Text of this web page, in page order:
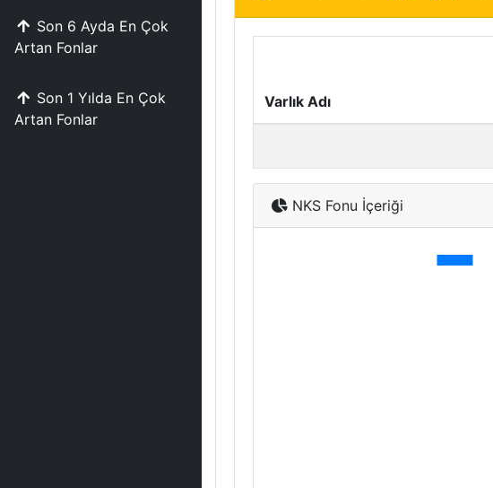
Son 6 Ayda En Çok
Artan Fonlar
Son 1 Yılda En Çok
Artan Fonlar
Varlık Adı
NKS Fonu İçeriği